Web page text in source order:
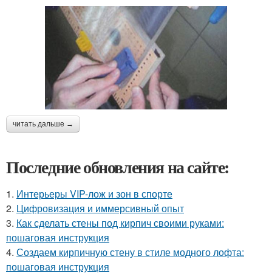
читать дальше →
Последние обновления на сайте:
1. Интерьеры VIP-лож и зон в спорте
2. Цифровизация и иммерсивный опыт
3. Как сделать стены под кирпич своими руками:
пошаговая инструкция
4. Создаем кирпичную стену в стиле модного лофта:
пошаговая инструкция